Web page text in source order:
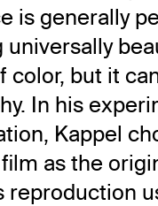
is generally
universally
color, but it
In his
Kappel
as the
reproduction